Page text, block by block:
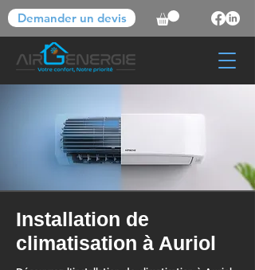
Demander un devis
Installation de
climatisation à Auriol